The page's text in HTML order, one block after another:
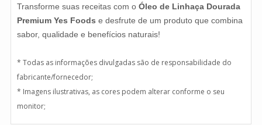
Transforme suas receitas com o Óleo de Linhaça Dourada
Premium Yes Foods e desfrute de um produto que combina
sabor, qualidade e benefícios naturais!
* Todas as informações divulgadas são de responsabilidade do
fabricante/fornecedor;
* Imagens ilustrativas, as cores podem alterar conforme o seu
monitor;